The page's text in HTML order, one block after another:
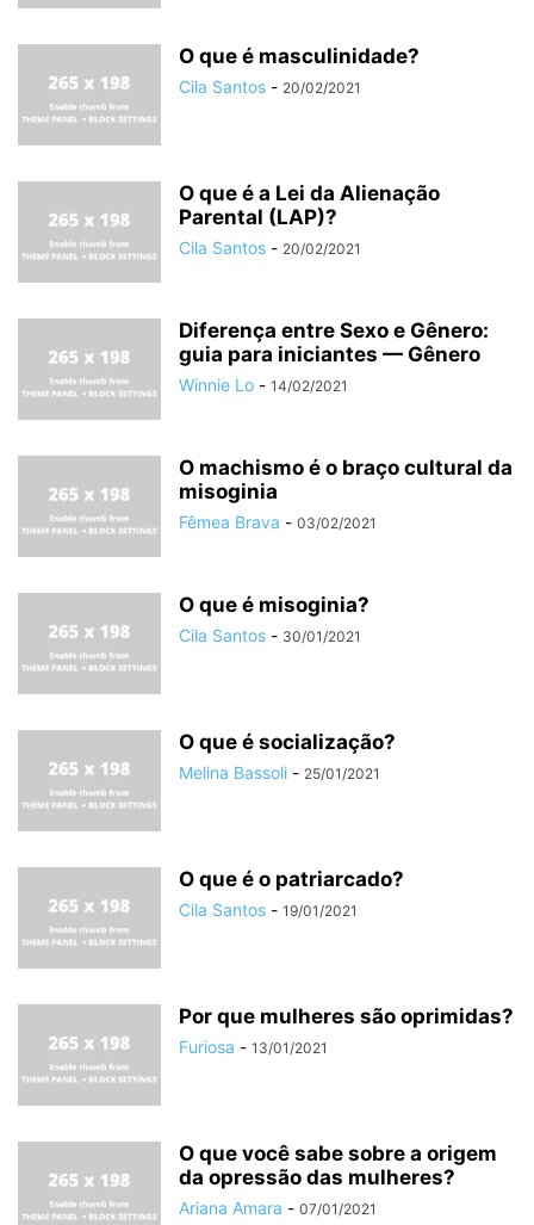
O que é masculinidade?
Cila Santos - 20/02/2021
O que é a Lei da Alienação
Parental (LAP)?
Cila Santos - 20/02/2021
Diferença entre Sexo e Gênero:
guia para iniciantes — Gênero
Winnie Lo - 14/02/2021
O machismo é o braço cultural da
misoginia
Fêmea Brava - 03/02/2021
O que é misoginia?
Cila Santos - 30/01/2021
O que é socialização?
Melina Bassoli - 25/01/2021
O que é o patriarcado?
Cila Santos - 19/01/2021
Por que mulheres são oprimidas?
Furiosa - 13/01/2021
O que você sabe sobre a origem
da opressão das mulheres?
Ariana Amara - 07/01/2021